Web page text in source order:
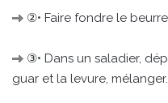
②• Faire fondre le
③• Dans un saladier,
guar et la levure, mélanger.